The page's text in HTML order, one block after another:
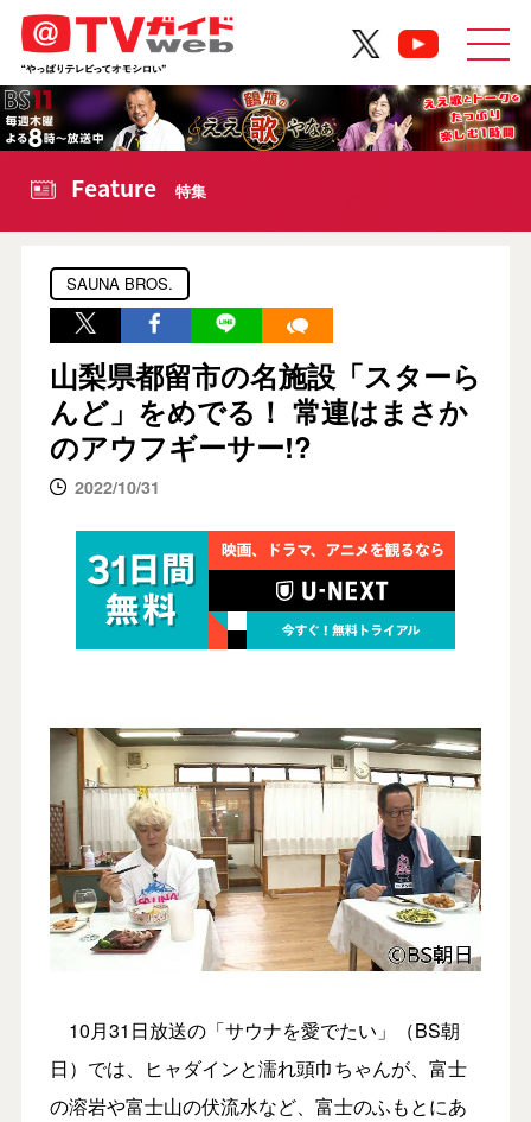
Feature 特集
SAUNA BROS.
山梨県都留市の名施設「スターら
んど」をめでる！ 常連はまさか
のアウフギーサー!?
2022/10/31
10月31日放送の「サウナを愛でたい」（BS朝
日）では、ヒャダインと濡れ頭巾ちゃんが、富士
の溶岩や富士山の伏流水など、富士のふもとにあ